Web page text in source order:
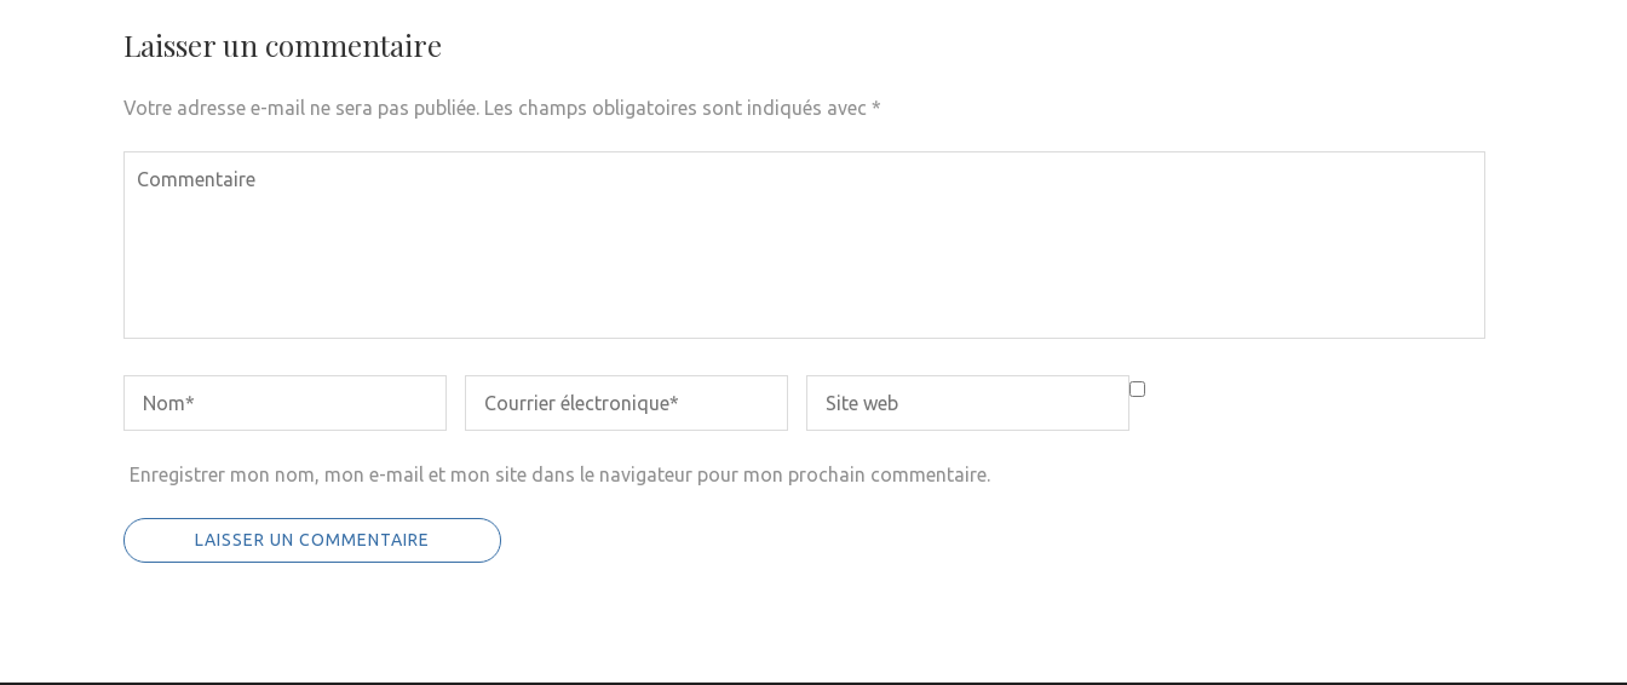
Laisser un commentaire
Votre adresse e-mail ne sera pas publiée. Les champs obligatoires sont indiqués avec *
Enregistrer mon nom, mon e-mail et mon site dans le navigateur pour mon prochain commentaire.